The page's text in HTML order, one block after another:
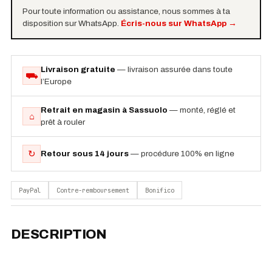
Pour toute information ou assistance, nous sommes à ta
disposition sur WhatsApp. Écris-nous sur WhatsApp→
⛟
Livraison gratuite — livraison assurée dans toute
l’Europe
⌂
Retrait en magasin à Sassuolo — monté, réglé et
prêt à rouler
↻ Retour sous 14 jours — procédure 100% en ligne
PayPal Contre-remboursement Bonifico
DESCRIPTION